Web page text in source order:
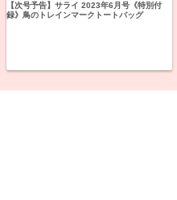
【次号予告】サライ 2023年6月号《特別付
録》鳥のトレインマークトートバッグ